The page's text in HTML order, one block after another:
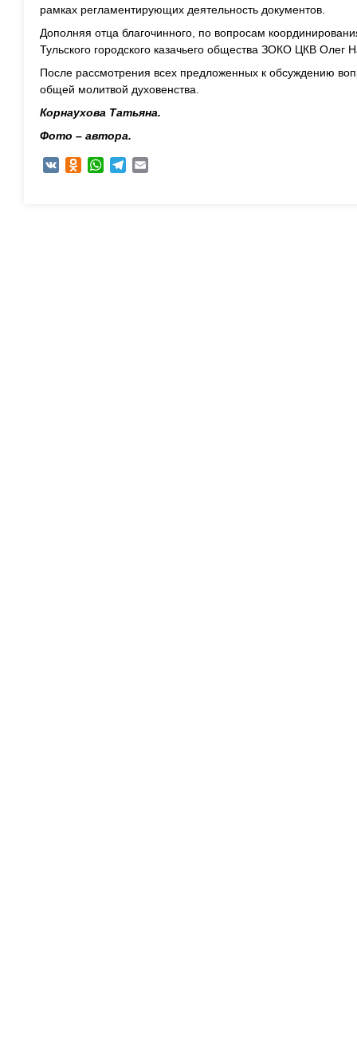
рамках регламентирующих деятельность документов.
Дополняя отца благочинного, по вопросам
Тульского городского казачьего общества ЗОКО ЦКВ Олег
После рассмотрения всех предложенных к обсуждению
общей молитвой духовенства.
Корнаухова Татьяна.
Фото – автора.
VK Odnoklassniki
WhatsAppTelegram